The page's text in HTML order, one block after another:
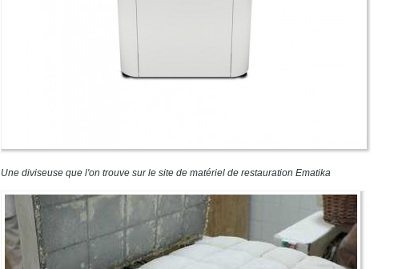
Une diviseuse que l'on trouve sur le site de matériel de restauration Ematika